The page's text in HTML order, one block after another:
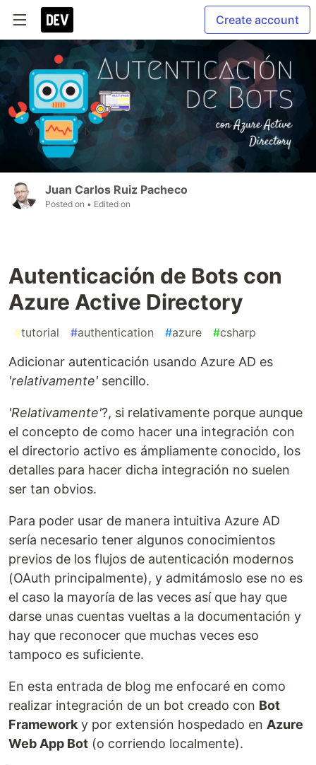
Create account
Juan Carlos Ruiz Pacheco
Posted on • Edited on
Autenticación de Bots con
Azure Active Directory
#tutorial #authentication #azure #csharp
Adicionar autenticación usando Azure AD es
'relativamente' sencillo.
'Relativamente'?, si relativamente porque aunque
el concepto de como hacer una integración con
el directorio activo es ámpliamente conocido, los
detalles para hacer dicha integración no suelen
ser tan obvios.
Para poder usar de manera intuitiva Azure AD
sería necesario tener algunos conocimientos
previos de los flujos de autenticación modernos
(OAuth principalmente), y admitámoslo ese no es
el caso la mayoría de las veces así que hay que
darse unas cuentas vueltas a la documentación y
hay que reconocer que muchas veces eso
tampoco es suficiente.
En esta entrada de blog me enfocaré en como
realizar integración de un bot creado con Bot
Framework y por extensión hospedado en Azure
Web App Bot (o corriendo localmente).